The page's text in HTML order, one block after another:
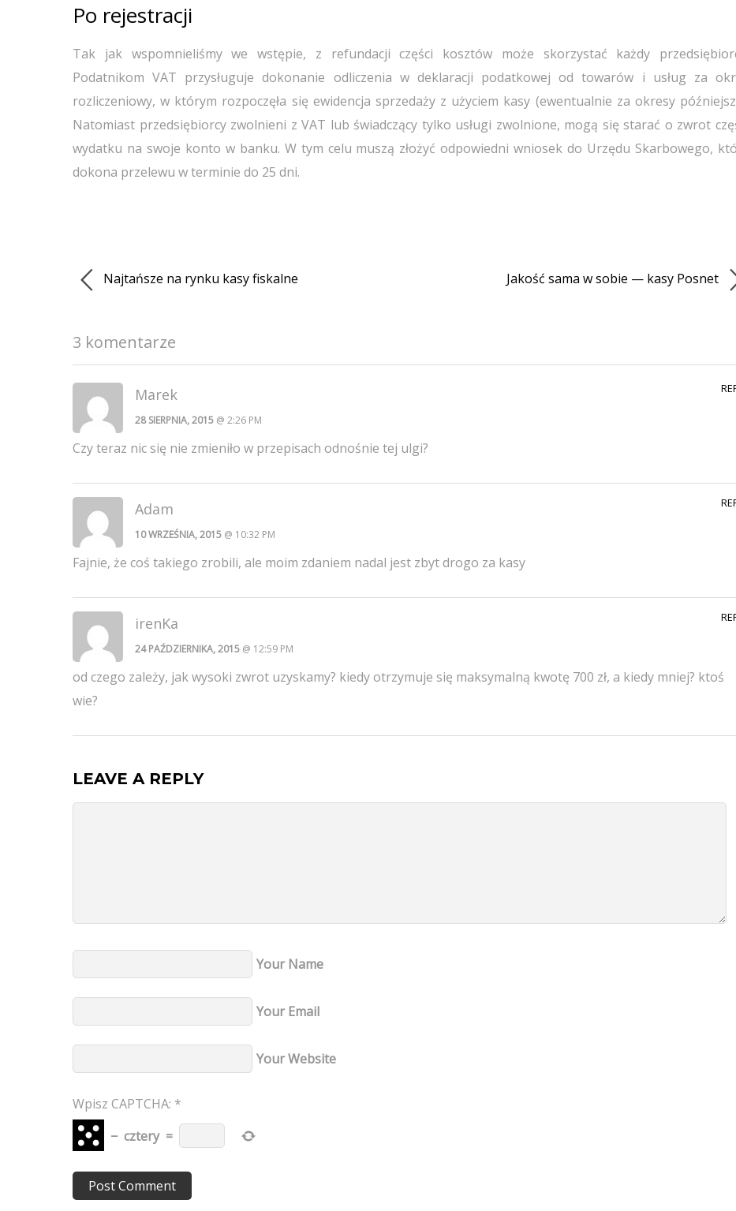
Po rejestracji
Tak jak wspomnieliśmy we wstępie, z refundacji części kosztów może skorzystać każdy
Podatnikom VAT przysługuje dokonanie odliczenia w deklaracji podatkowej od towarów i usług za
rozliczeniowy, w którym rozpoczęła się ewidencja sprzedaży z użyciem kasy (ewentualnie za okresy
Natomiast przedsiębiorcy zwolnieni z VAT lub świadczący tylko usługi zwolnione, mogą się starać o zwrot
wydatku na swoje konto w banku. W tym celu muszą złożyć odpowiedni wniosek do Urzędu Skarbowego,
dokona przelewu w terminie do 25 dni.
Najtańsze na rynku kasy fiskalne Jakość sama w sobie — kasy Posnet
3 komentarze
Marek
28 SIERPNIA, 2015 @ 2:26 PM
Czy teraz nic się nie zmieniło w przepisach odnośnie tej ulgi?
Adam
10 WRZEŚNIA, 2015 @ 10:32 PM
Fajnie, że coś takiego zrobili, ale moim zdaniem nadal jest zbyt drogo za kasy
irenKa
24 PAŹDZIERNIKA, 2015 @ 12:59 PM
od czego zależy, jak wysoki zwrot uzyskamy? kiedy otrzymuje się maksymalną kwotę 700 zł, a kiedy mniej? ktoś
wie?
LEAVE A REPLY
Your Name
Your Email
Your Website
Wpisz CAPTCHA: *
− cztery =